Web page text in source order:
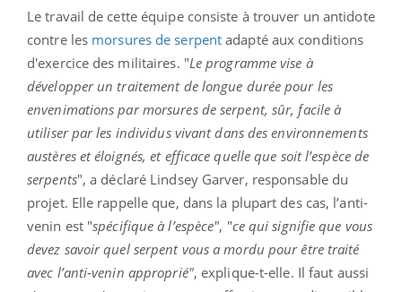
Le travail de cette équipe consiste à trouver un antidote
contre les morsures de serpent adapté aux conditions
d'exercice des militaires. "Le programme vise à
développer un traitement de longue durée pour les
envenimations par morsures de serpent, sûr, facile à
utiliser par les individus vivant dans des environnements
austères et éloignés, et efficace quelle que soit l’espèce de
serpents", a déclaré Lindsey Garver, responsable du
projet. Elle rappelle que, dans la plupart des cas, l’anti-
venin est "spécifique à l’espèce", "ce qui signifie que vous
devez savoir quel serpent vous a mordu pour être traité
avec l’anti-venin approprié", explique-t-elle. Il faut aussi